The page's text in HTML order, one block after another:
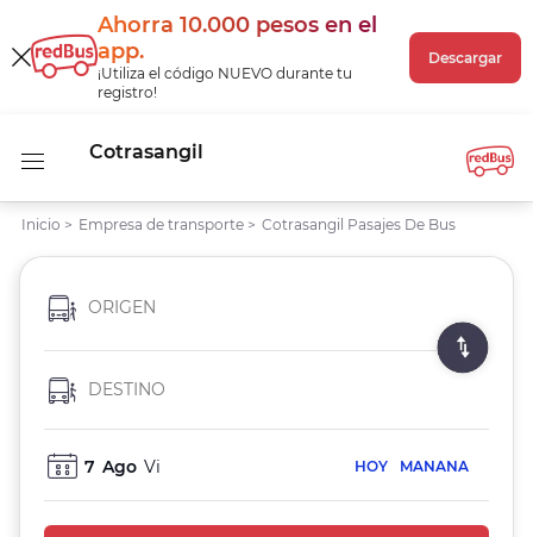
Ahorra 10.000 pesos en el
app.
¡Utiliza el código NUEVO durante tu
registro!
Descargar
Cotrasangil
Inicio > Empresa de transporte > Cotrasangil Pasajes De Bus
ORIGEN
DESTINO
7 Ago Vi HOY MANANA